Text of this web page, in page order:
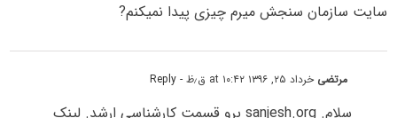
سایت سازمان سنجش میرم چیزی پیدا نمیکنم?
مرتضی خرداد ۲۵, ۱۳۹۶ at ۱۰:۴۲ ق٫ظ - Reply
سلام. sanjesh.org برو قسمت کارشناسی ارشد. لینک